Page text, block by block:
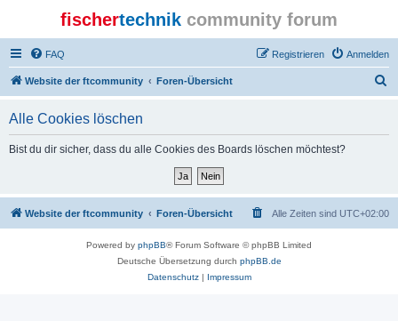
fischertechnik community forum
FAQ Anmelden
Registrieren
Website der ftcommunity Foren-Übersicht
Alle Cookies löschen
Bist du dir sicher, dass du alle Cookies des Boards löschen möchtest?
Website der ftcommunity Foren-Übersicht Alle Zeiten sind UTC+02:00
Powered by phpBB® Forum Software © phpBB Limited
Deutsche Übersetzung durch phpBB.de
Datenschutz| Impressum